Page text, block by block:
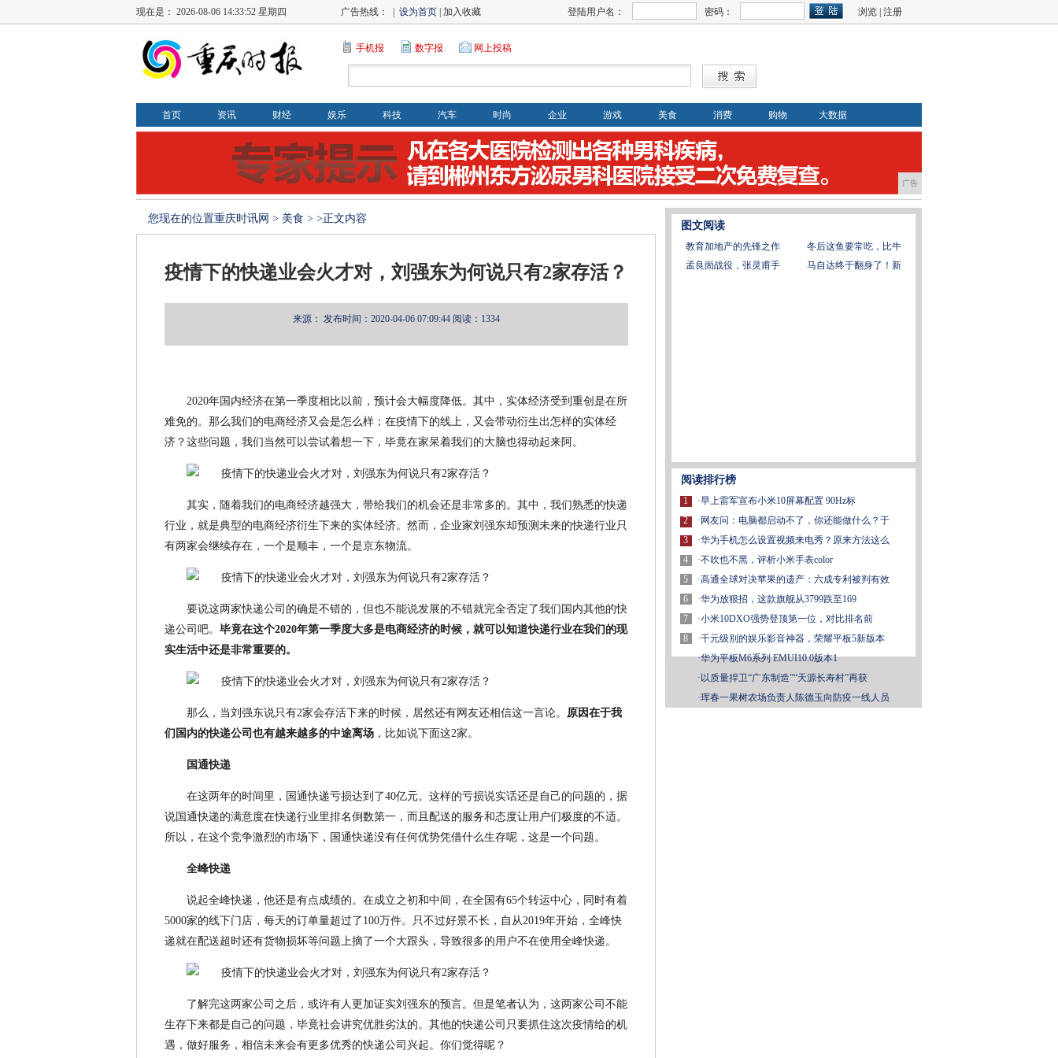
现在是： 2026-08-06 14:33:52 星期四 广告热线： | 设为首页 | 加入收藏 登陆用户名： 密码： 浏览 注册
手机报 数字报 网上投稿
首页 资讯 财经 娱乐 科技 汽车 时尚 企业 游戏 美食 消费 购物 大数据
广告
您现在的位置重庆时讯网 > 美食 > >正文内容
疫情下的快递业会火才对，刘强东为何说只有2家存活？
来源： 发布时间：2020-04-06 07:09:44 阅读：1334
2020年国内经济在第一季度相比以前，预计会大幅度降低。其中，实体经济受到重创是在所
难免的。那么我们的电商经济又会是怎么样；在疫情下的线上，又会带动衍生出怎样的实体经
济？这些问题，我们当然可以尝试着想一下，毕竟在家呆着我们的大脑也得动起来阿。
其实，随着我们的电商经济越强大，带给我们的机会还是非常多的。其中，我们熟悉的快递
行业，就是典型的电商经济衍生下来的实体经济。然而，企业家刘强东却预测未来的快递行业只
有两家会继续存在，一个是顺丰，一个是京东物流。
要说这两家快递公司的确是不错的，但也不能说发展的不错就完全否定了我们国内其他的快
递公司吧。 毕竟在这个2020年第一季度大多是电商经济的时候，就可以知道快递行业在我们的现
实生活中还是非常重要的。
那么，当刘强东说只有2家会存活下来的时候，居然还有网友还相信这一言论。 原因在于我
们国内的快递公司也有越来越多的中途离场 ，比如说下面这2家。
国通快递
在这两年的时间里，国通快递亏损达到了40亿元。这样的亏损说实话还是自己的问题的，据
说国通快递的满意度在快递行业里排名倒数第一，而且配送的服务和态度让用户们极度的不适。
所以，在这个竞争激烈的市场下，国通快递没有任何优势凭借什么生存呢，这是一个问题。
全峰快递
说起全峰快递，他还是有点成绩的。在成立之初和中间，在全国有65个转运中心，同时有着
5000家的线下门店，每天的订单量超过了100万件。只不过好景不长，自从2019年开始，全峰快
递就在配送超时还有货物损坏等问题上摘了一个大跟头，导致很多的用户不在使用全峰快递。
了解完这两家公司之后，或许有人更加证实刘强东的预言。但是笔者认为，这两家公司不能
生存下来都是自己的问题，毕竟社会讲究优胜劣汰的。其他的快递公司只要抓住这次疫情给的机
遇，做好服务，相信未来会有更多优秀的快递公司兴起。你们觉得呢？
图文阅读
教育加地产的先锋之作
冬后这鱼要常吃，比牛
孟良崮战役，张灵甫手
马自达终于翻身了！新
阅读排行榜
1
2
3
4
5
6
7
8
·早上雷军宣布小米10屏幕配置 90Hz标
· 网友问：电脑都启动不了，你还能做什么？于
·华为手机怎么设置视频来电秀？原来方法这么
·不吹也不黑，评析小米手表color
·高通全球对决苹果的遗产：六成专利被判有效
·华为放狠招，这款旗舰从3799跌至169
·小米10DXO强势登顶第一位，对比排名前
·千元级别的娱乐影音神器，荣耀平板5新版本
·华为平板M6系列 EMUI10.0版本1
· 以质量捍卫“广东制造”“天源长寿村”再获
·珲春一果树农场负责人陈德玉向防疫一线人员